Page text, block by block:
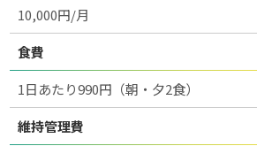
10,000円/月
食費
1日あたり990円（朝・夕2食）
維持管理費